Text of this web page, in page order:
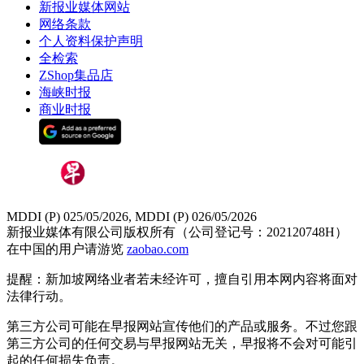
新报业媒体网站
网络条款
个人资料保护声明
全检索
ZShop集品店
海峡时报
商业时报
MDDI (P) 025/05/2026, MDDI (P) 026/05/2026
新报业媒体有限公司版权所有（公司登记号：202120748H）
在中国的用户请游览 zaobao.com
提醒：新加坡网络业者若未经许可，擅自引用本网内容将面对
法律行动。
第三方公司可能在早报网站宣传他们的产品或服务。不过您跟
第三方公司的任何交易与早报网站无关，早报将不会对可能引
起的任何损失负责。